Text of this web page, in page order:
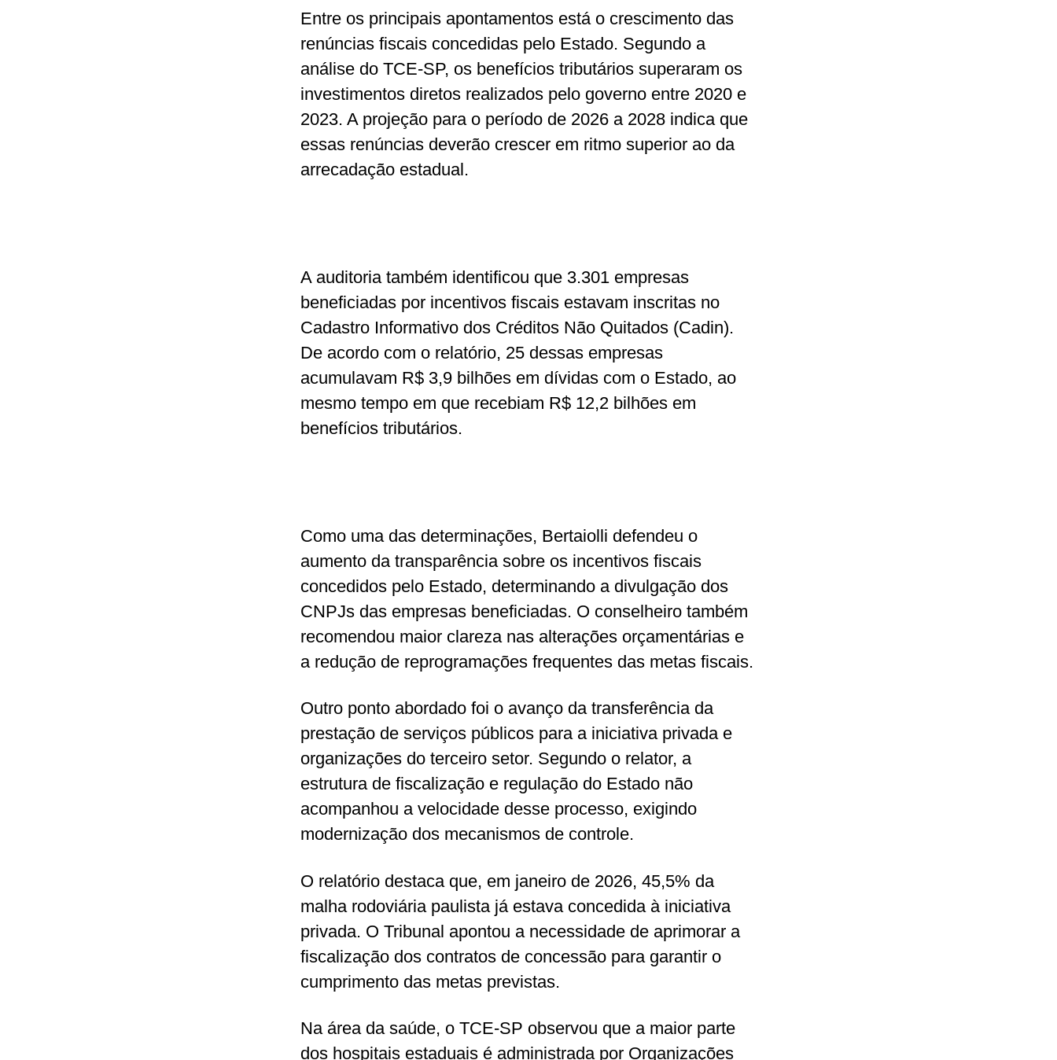
Entre os principais apontamentos está o crescimento das
renúncias fiscais concedidas pelo Estado. Segundo a
análise do TCE-SP, os benefícios tributários superaram os
investimentos diretos realizados pelo governo entre 2020 e
2023. A projeção para o período de 2026 a 2028 indica que
essas renúncias deverão crescer em ritmo superior ao da
arrecadação estadual.
A auditoria também identificou que 3.301 empresas
beneficiadas por incentivos fiscais estavam inscritas no
Cadastro Informativo dos Créditos Não Quitados (Cadin).
De acordo com o relatório, 25 dessas empresas
acumulavam R$ 3,9 bilhões em dívidas com o Estado, ao
mesmo tempo em que recebiam R$ 12,2 bilhões em
benefícios tributários.
Como uma das determinações, Bertaiolli defendeu o
aumento da transparência sobre os incentivos fiscais
concedidos pelo Estado, determinando a divulgação dos
CNPJs das empresas beneficiadas. O conselheiro também
recomendou maior clareza nas alterações orçamentárias e
a redução de reprogramações frequentes das metas fiscais.
Outro ponto abordado foi o avanço da transferência da
prestação de serviços públicos para a iniciativa privada e
organizações do terceiro setor. Segundo o relator, a
estrutura de fiscalização e regulação do Estado não
acompanhou a velocidade desse processo, exigindo
modernização dos mecanismos de controle.
O relatório destaca que, em janeiro de 2026, 45,5% da
malha rodoviária paulista já estava concedida à iniciativa
privada. O Tribunal apontou a necessidade de aprimorar a
fiscalização dos contratos de concessão para garantir o
cumprimento das metas previstas.
Na área da saúde, o TCE-SP observou que a maior parte
dos hospitais estaduais é administrada por Organizações